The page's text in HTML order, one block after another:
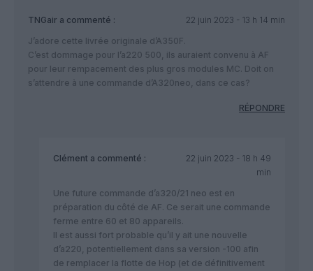
TNGair a commenté :
22 juin 2023 - 13 h 14 min
J’adore cette livrée originale d’A350F.
C’est dommage pour l’a220 500, ils auraient convenu à AF
pour leur rempacement des plus gros modules MC. Doit on
s’attendre à une commande d’A320neo, dans ce cas?
RÉPONDRE
Clément a commenté :
22 juin 2023 - 18 h 49
min
Une future commande d’a320/21 neo est en
préparation du côté de AF. Ce serait une commande
ferme entre 60 et 80 appareils.
Il est aussi fort probable qu’il y ait une nouvelle
d’a220, potentiellement dans sa version -100 afin
de remplacer la flotte de Hop (et de définitivement